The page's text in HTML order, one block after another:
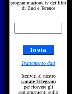
programmazione tv dei film
di Bud e Terence
Trattamento dati
Iscriviti al nostro
canale Telegram
per ricevere gli
aggiornamenti sullo